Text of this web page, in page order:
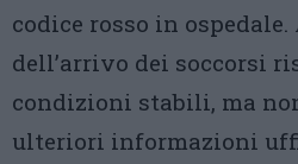
codice rosso in
dell’arrivo dei soccorsi
condizioni stabili, ma
ulteriori informazioni